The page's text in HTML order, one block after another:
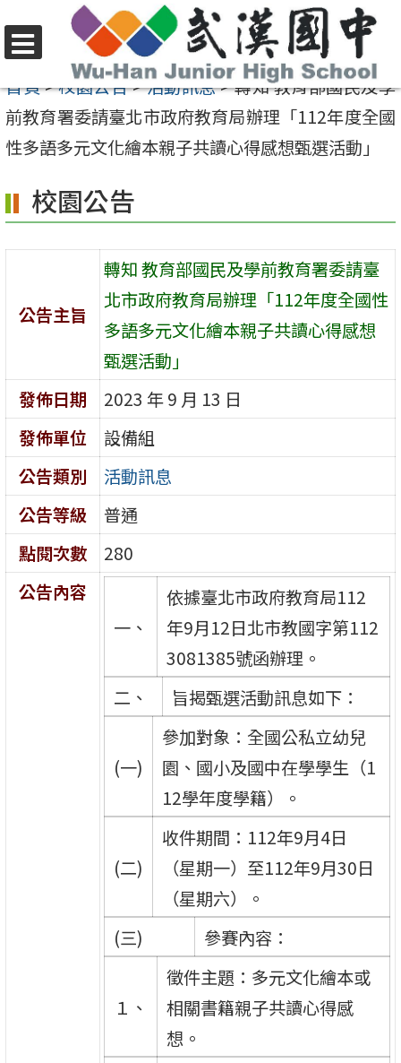
至
要
內
區
選
單
首頁>校園公告>活動訊息>轉知 教育部國民及學
前教育署委請臺北市政府教育局辦理「112年度全國
性多語多元文化繪本親子共讀心得感想甄選活動」
校園公告
公告主旨
轉知 教育部國民及學前教育署委請臺
北市政府教育局辦理「112年度全國性
多語多元文化繪本親子共讀心得感想
甄選活動」
發佈日期
2023 年 9 月 13 日
發佈單位
設備組
公告類別
活動訊息
公告等級
普通
點閱次數
280
公告內容
一、
依據臺北市政府教育局112
年9月12日北市教國字第112
3081385號函辦理。
二、
旨揭甄選活動訊息如下：
(一)
參加對象：全國公私立幼兒
園、國小及國中在學學生（1
12學年度學籍）。
(二)
收件期間：112年9月4日
（星期一）至112年9月30日
（星期六）。
(三)
參賽內容：
１、
徵件主題：多元文化繪本或
相關書籍親子共讀心得感
想。